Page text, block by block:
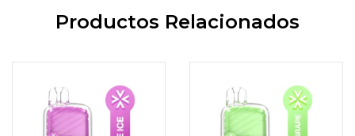
Productos Relacionados